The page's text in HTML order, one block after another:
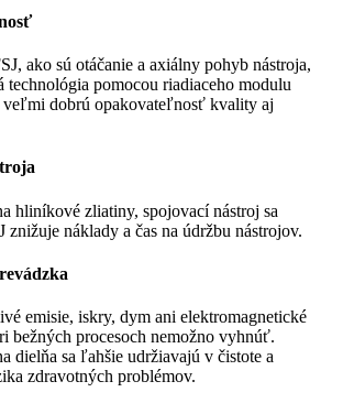
ako sú otáčanie a axiálny pohyb nástroja,
technológia pomocou riadiaceho modulu
veľmi dobrú opakovateľnosť kvality aj
hliníkové zliatiny, spojovací nástroj sa
znižuje náklady a čas na údržbu nástrojov.
emisie, iskry, dym ani elektromagnetické
bežných procesoch nemožno vyhnúť.
dielňa sa ľahšie udržiavajú v čistote a
zdravotných problémov.